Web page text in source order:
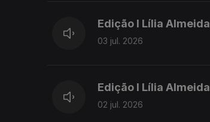
Edição I Lília Almeida
03 jul. 2026
Edição I Lília Almeida
02 jul. 2026